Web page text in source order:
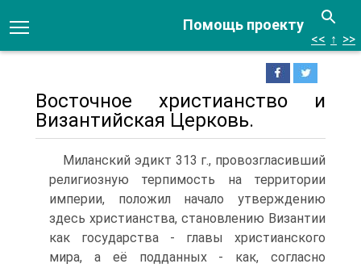
Помощь проекту
<< ↑ >>
Восточное христианство и
Византийская Церковь.
Миланский эдикт 313 г., провозгласивший
религиозную терпимость на территории
империи, положил нача­ло утверждению
здесь христианства, становлению Византии
как государства - главы христианского
мира, а её подданных - как, согласно